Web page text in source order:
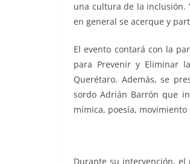
una cultura de la inclusión.
en general se acerque y
El evento contará con la
para Prevenir y Eliminar
Querétaro. Además, se
sordo Adrián Barrón que
mímica, poesía,
Durante su intervención, el